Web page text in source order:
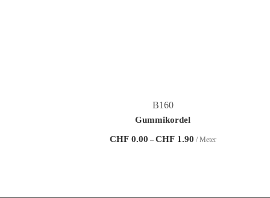
B160
Gummikordel
CHF0.00 – CHF1.90Preisspanne:
/ Meter